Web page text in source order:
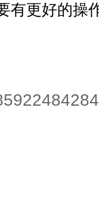
有更好的操